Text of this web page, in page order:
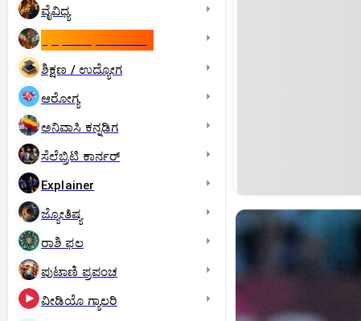
ವೈವಿಧ್ಯ
ಶಿಕ್ಷಣ / ಉದ್ಯೋಗ
ಆರೋಗ್ಯ
ಅನಿವಾಸಿ ಕನ್ನಡಿಗ
ಸೆಲೆಬ್ರಿಟಿ ಕಾರ್ನರ್‌
Explainer
ಜ್ಯೋತಿಷ್ಯ
ರಾಶಿ ಫಲ
ಪುಟಾಣಿ ಪ್ರಪಂಚ
ವೀಡಿಯೊ ಗ್ಯಾಲರಿ